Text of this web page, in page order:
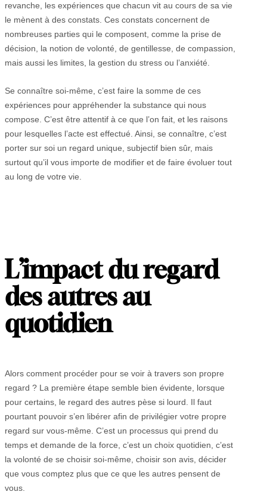
revanche, les expériences que chacun vit au cours de sa vie
le mènent à des constats. Ces constats concernent de
nombreuses parties qui le composent, comme la prise de
décision, la notion de volonté, de gentillesse, de compassion,
mais aussi les limites, la gestion du stress ou l’anxiété.
Se connaître soi-même, c’est faire la somme de ces
expériences pour appréhender la substance qui nous
compose. C’est être attentif à ce que l’on fait, et les raisons
pour lesquelles l’acte est effectué. Ainsi, se connaître, c’est
porter sur soi un regard unique, subjectif bien sûr, mais
surtout qu’il vous importe de modifier et de faire évoluer tout
au long de votre vie.
L’impact du regard
des autres au
quotidien
Alors comment procéder pour se voir à travers son propre
regard ? La première étape semble bien évidente, lorsque
pour certains, le regard des autres pèse si lourd. Il faut
pourtant pouvoir s’en libérer afin de privilégier votre propre
regard sur vous-même. C’est un processus qui prend du
temps et demande de la force, c’est un choix quotidien, c’est
la volonté de se choisir soi-même, choisir son avis, décider
que vous comptez plus que ce que les autres pensent de
vous.